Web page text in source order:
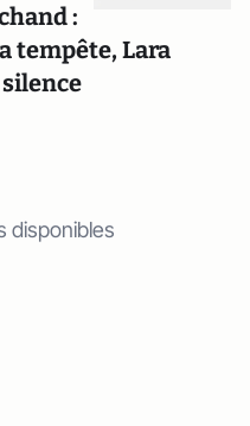
:
tempête, Lara
disponibles